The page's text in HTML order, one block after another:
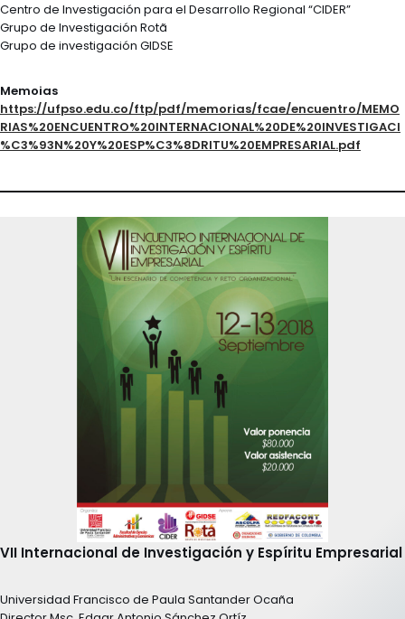
Centro de Investigación para el Desarrollo Regional “CIDER”
Grupo de Investigación Rotã
Grupo de investigación GIDSE
Memoias
https://ufpso.edu.co/ftp/pdf/memorias/fcae/encuentro/MEMO
RIAS%20ENCUENTRO%20INTERNACIONAL%20DE%20INVESTIGACI
%C3%93N%20Y%20ESP%C3%8DRITU%20EMPRESARIAL.pdf
VII Internacional de Investigación y Espíritu Empresarial
Universidad Francisco de Paula Santander Ocaña